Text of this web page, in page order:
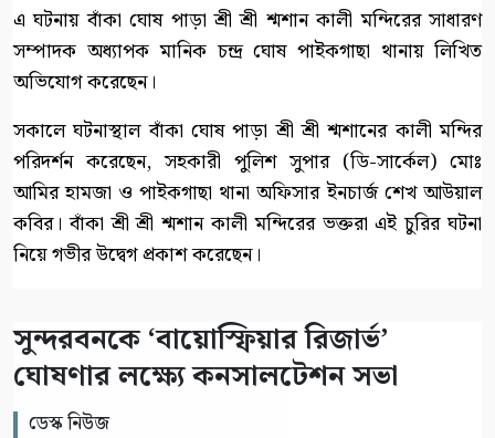
এ ঘটনায় বাঁকা ঘোষ পাড়া শ্রী শ্রী শ্মশান কালী মন্দিরের সাধারণ
সম্পাদক অধ্যাপক মানিক চন্দ্র ঘোষ পাইকগাছা থানায় লিখিত
অভিযোগ করেছেন।
সকালে ঘটনাস্থাল বাঁকা ঘোষ পাড়া শ্রী শ্রী শ্মশানের কালী মন্দির
পরিদর্শন করেছেন, সহকারী পুলিশ সুপার (ডি-সার্কেল) মোঃ
আমির হামজা ও পাইকগাছা থানা অফিসার ইনচার্জ শেখ আউয়াল
কবির। বাঁকা শ্রী শ্রী শ্মশান কালী মন্দিরের ভক্তরা এই চুরির ঘটনা
নিয়ে গভীর উদ্বেগ প্রকাশ করেছেন।
সুন্দরবনকে ‘বায়োস্ফিয়ার রিজার্ভ’
ঘোষণার লক্ষ্যে কনসালটেশন সভা
ডেস্ক নিউজ